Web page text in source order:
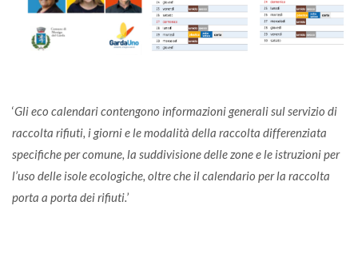
‘Gli eco calendari contengono informazioni generali sul servizio di
raccolta rifiuti, i giorni e le modalità della raccolta differenziata
specifiche per comune, la suddivisione delle zone e le istruzioni per
l’uso delle isole ecologiche, oltre che il calendario per la raccolta
porta a porta dei rifiuti.’